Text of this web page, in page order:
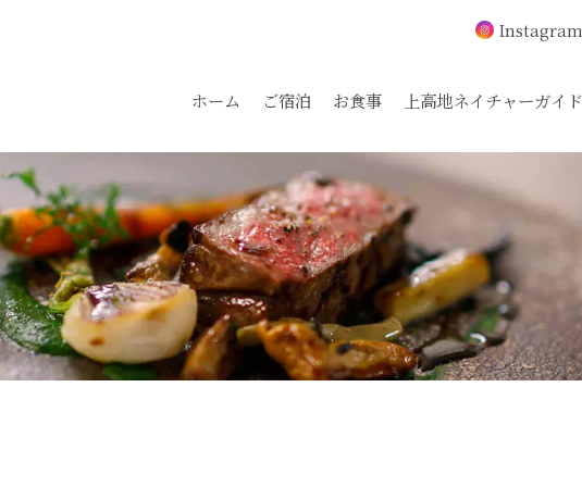
Instagram
ホーム ご宿泊 お食事 上高地ネイチャーガイド